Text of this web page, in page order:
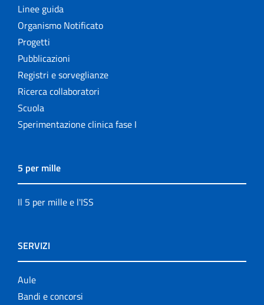
Linee guida
Organismo Notificato
Progetti
Pubblicazioni
Registri e sorveglianze
Ricerca collaboratori
Scuola
Sperimentazione clinica fase I
5 per mille
Il 5 per mille e l'ISS
SERVIZI
Aule
Bandi e concorsi